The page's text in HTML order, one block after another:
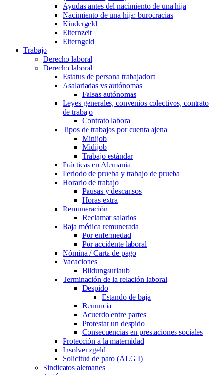
Ayudas antes del nacimiento de una hija
Nacimiento de una hija: burocracias
Kindergeld
Elternzeit
Elterngeld
Trabajo
Derecho laboral
Derecho laboral
Estatus de persona trabajadora
Asalariadas vs autónomas
Falsas autónomas
Leyes generales, convenios colectivos, contrato
de trabajo
Contrato laboral
Tipos de trabajos por cuenta ajena
Minijob
Midijob
Trabajo estándar
Prácticas en Alemania
Periodo de prueba y trabajo de prueba
Horario de trabajo
Pausas y descansos
Horas extra
Remuneración
Reclamar salarios
Baja médica remunerada
Por enfermedad
Por accidente laboral
Nómina / Carta de pago
Vacaciones
Bildungsurlaub
Terminación de la relación laboral
Despido
Estando de baja
Renuncia
Acuerdo entre partes
Protestar un despido
Consecuencias en prestaciones sociales
Protección a la maternidad
Insolvenzgeld
Solicitud de paro (ALG I)
Sindicatos alemanes